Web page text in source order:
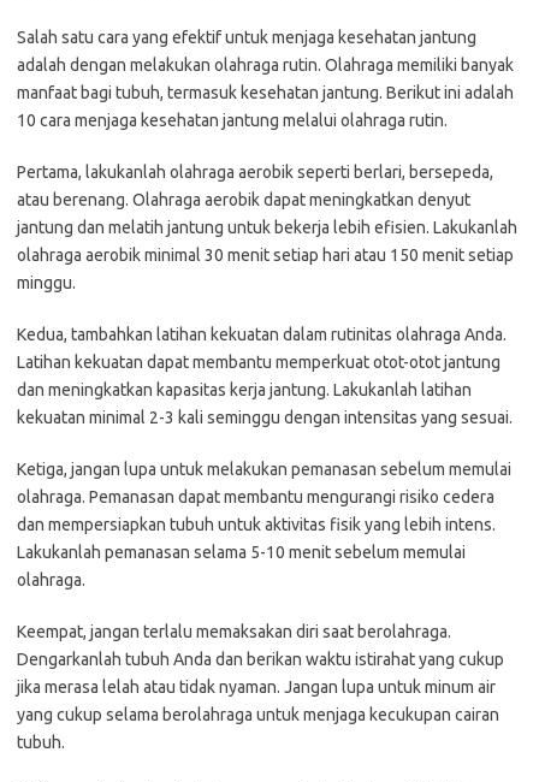
Salah satu cara yang efektif untuk menjaga kesehatan jantung
adalah dengan melakukan olahraga rutin. Olahraga memiliki banyak
manfaat bagi tubuh, termasuk kesehatan jantung. Berikut ini adalah
10 cara menjaga kesehatan jantung melalui olahraga rutin.
Pertama, lakukanlah olahraga aerobik seperti berlari, bersepeda,
atau berenang. Olahraga aerobik dapat meningkatkan denyut
jantung dan melatih jantung untuk bekerja lebih efisien. Lakukanlah
olahraga aerobik minimal 30 menit setiap hari atau 150 menit setiap
minggu.
Kedua, tambahkan latihan kekuatan dalam rutinitas olahraga Anda.
Latihan kekuatan dapat membantu memperkuat otot-otot jantung
dan meningkatkan kapasitas kerja jantung. Lakukanlah latihan
kekuatan minimal 2-3 kali seminggu dengan intensitas yang sesuai.
Ketiga, jangan lupa untuk melakukan pemanasan sebelum memulai
olahraga. Pemanasan dapat membantu mengurangi risiko cedera
dan mempersiapkan tubuh untuk aktivitas fisik yang lebih intens.
Lakukanlah pemanasan selama 5-10 menit sebelum memulai
olahraga.
Keempat, jangan terlalu memaksakan diri saat berolahraga.
Dengarkanlah tubuh Anda dan berikan waktu istirahat yang cukup
jika merasa lelah atau tidak nyaman. Jangan lupa untuk minum air
yang cukup selama berolahraga untuk menjaga kecukupan cairan
tubuh.